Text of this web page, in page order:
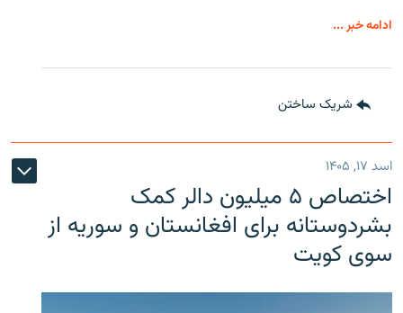
ادامه خبر ...
شریک ساختن
اسد ۱۷, ۱۴۰۵
اختصاص ۵ میلیون دالر کمک
بشردوستانه برای افغانستان و سوریه از
سوی کویت